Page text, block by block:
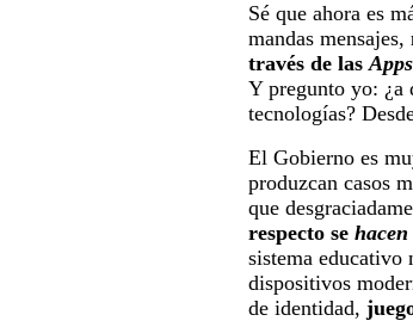
Sé que ahora es
mandas mensajes,
través de lasApps
Y pregunto yo: ¿a
tecnologías?
El Gobierno es
produzcan casos
que
respecto se
sistema educativo
dispositivos
de identidad,